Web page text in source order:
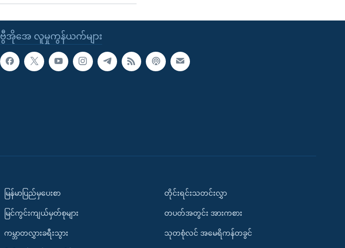
ဗွီအိုအေ လူမှုကွန်ယက်များ
မြန်မာပြည်မှပေးစာ
မြင်ကွင်းကျယ်မှတ်စုများ
ကမ္ဘာတလွှားခရီးသွား
တိုင်းရင်းသတင်းလွှာ
တပတ်အတွင်း အားကစား
သုတစုံလင် အမေရိကန်တခွင်